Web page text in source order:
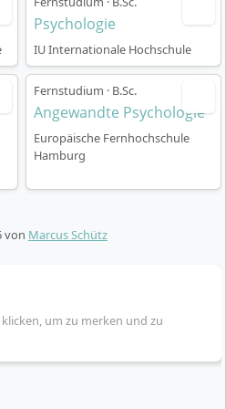
in Psychologie
Vielzahl von
im
Karrierewege:
von Arbeitsprozessen
in Unternehmen.
und Erstellung
klinische Beratung:
Psychologie
IU Internationale Hochschule
Fernstudium · B.Sc.
Angewandte Psychologie
Europäische Fernhochschule
Hamburg
von Marcus Schütz
klicken, um zu merken und zu